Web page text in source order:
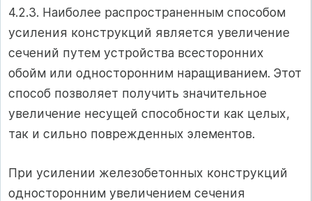
4.2.3. Наиболее распространенным способом
усиления конструкций является увеличение
сечений путем устройства всесторонних
обойм или односторонним наращиванием. Этот
способ позволяет получить значительное
увеличение несущей способности как целых,
так и сильно поврежденных элементов.
При усилении железобетонных конструкций
односторонним увеличением сечения